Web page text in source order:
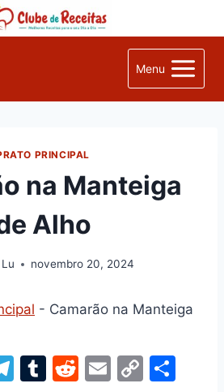
Menu
PRINCIPAL
na Manteiga
Alho
novembro 20, 2024
- Camarão na Manteiga
T
T
R
E
C